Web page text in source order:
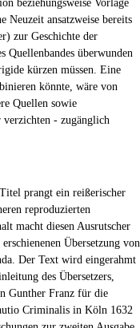
beziehungsweise Vorlage
Neuzeit ansatzweise bereits
zur Geschichte der
Quellenbandes überwunden
kürzen müssen. Eine
könnte, wäre von
Quellen sowie
verzichten - zugänglich
prangt ein reißerischer
reproduzierten
macht diesen Ausrutscher
Übersetzung von
Der Text wird eingerahmt
des Übersetzers,
Gunther Franz für die
Criminalis in Köln 1632